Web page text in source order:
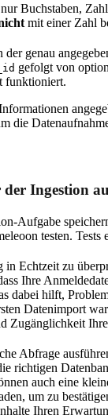
Buchstaben,
mit einer Zahl
der genau
gefolgt von
funktioniert.
die
Ingestion
Aufgabe
testen. Tests
in Echtzeit zu
Ihre
dabei hilft,
Datenimport
Zugänglichkeit
Abfrage
richtigen
auch eine
um zu
Ihren